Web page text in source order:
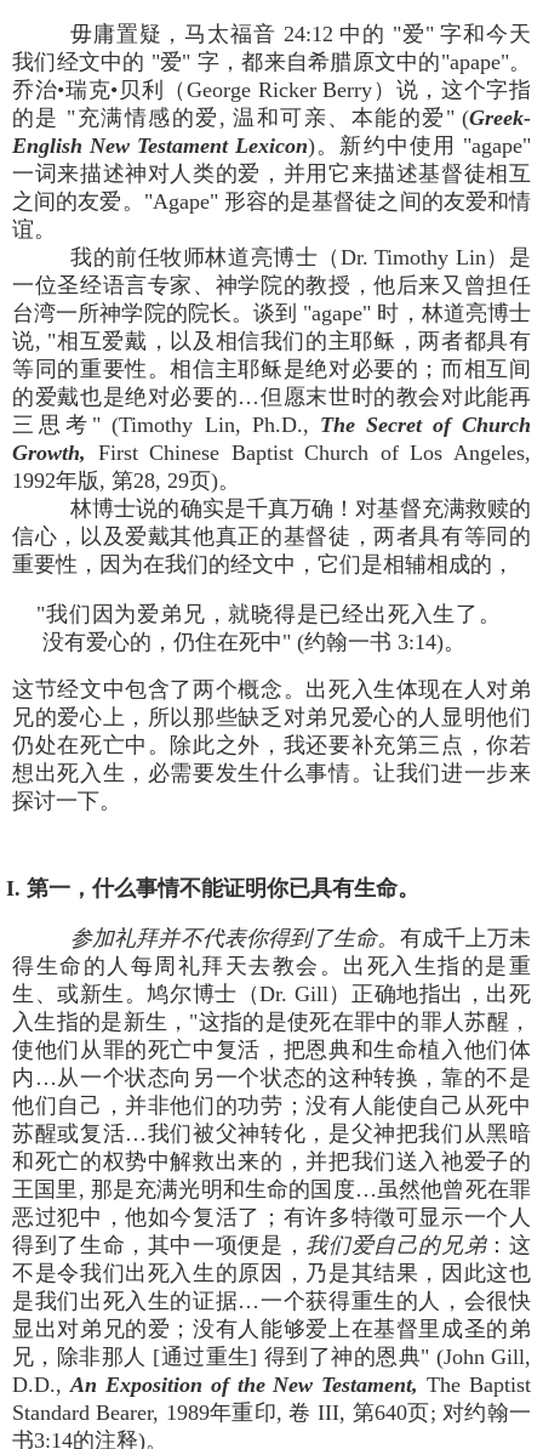
毋庸置疑，马太福音 24:12 中的 "爱" 字和今天
我们经文中的 "爱" 字，都来自希腊原文中的"apape"。
乔治•瑞克•贝利（George Ricker Berry）说，这个字指
的是 "充满情感的爱, 温和可亲、本能的爱" (Greek-
English New Testament Lexicon)。新约中使用 "agape"
一词来描述神对人类的爱，并用它来描述基督徒相互
之间的友爱。"Agape" 形容的是基督徒之间的友爱和情
谊。
我的前任牧师林道亮博士（Dr. Timothy Lin）是
一位圣经语言专家、神学院的教授，他后来又曾担任
台湾一所神学院的院长。谈到 "agape" 时，林道亮博士
说, "相互爱戴，以及相信我们的主耶稣，两者都具有
等同的重要性。相信主耶稣是绝对必要的；而相互间
的爱戴也是绝对必要的…但愿末世时的教会对此能再
三思考" (Timothy Lin, Ph.D., The Secret of Church
Growth, First Chinese Baptist Church of Los Angeles,
1992年版, 第28, 29页)。
林博士说的确实是千真万确！对基督充满救赎的
信心，以及爱戴其他真正的基督徒，两者具有等同的
重要性，因为在我们的经文中，它们是相辅相成的，
"我们因为爱弟兄，就晓得是已经出死入生了。
没有爱心的，仍住在死中" (约翰一书 3:14)。
这节经文中包含了两个概念。出死入生体现在人对弟
兄的爱心上，所以那些缺乏对弟兄爱心的人显明他们
仍处在死亡中。除此之外，我还要补充第三点，你若
想出死入生，必需要发生什么事情。让我们进一步来
探讨一下。
I. 第一，什么事情不能证明你已具有生命。
参加礼拜并不代表你得到了生命。 有成千上万未
得生命的人每周礼拜天去教会。出死入生指的是重
生、或新生。鸠尔博士（Dr. Gill）正确地指出，出死
入生指的是新生，"这指的是使死在罪中的罪人苏醒，
使他们从罪的死亡中复活，把恩典和生命植入他们体
内…从一个状态向另一个状态的这种转换，靠的不是
他们自己，并非他们的功劳；没有人能使自己从死中
苏醒或复活…我们被父神转化，是父神把我们从黑暗
和死亡的权势中解救出来的，并把我们送入祂爱子的
王国里, 那是充满光明和生命的国度…虽然他曾死在罪
恶过犯中，他如今复活了；有许多特徵可显示一个人
得到了生命，其中一项便是， 我们爱自己的兄弟：这
不是令我们出死入生的原因，乃是其结果，因此这也
是我们出死入生的证据…一个获得重生的人，会很快
显出对弟兄的爱；没有人能够爱上在基督里成圣的弟
兄，除非那人 [通过重生] 得到了神的恩典" (John Gill,
D.D.,An Exposition of the New Testament, The Baptist
Standard Bearer, 1989年重印, 卷 III, 第640页; 对约翰一
书3:14的注释)。